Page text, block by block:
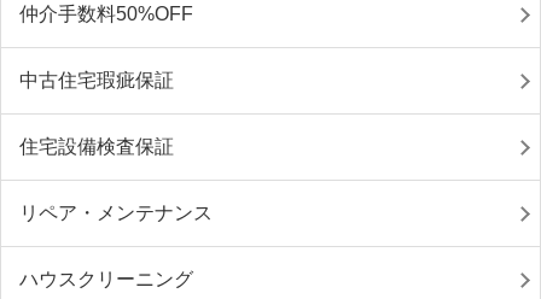
仲介手数料50%OFF
中古住宅瑕疵保証
住宅設備検査保証
リペア・メンテナンス
ハウスクリーニング